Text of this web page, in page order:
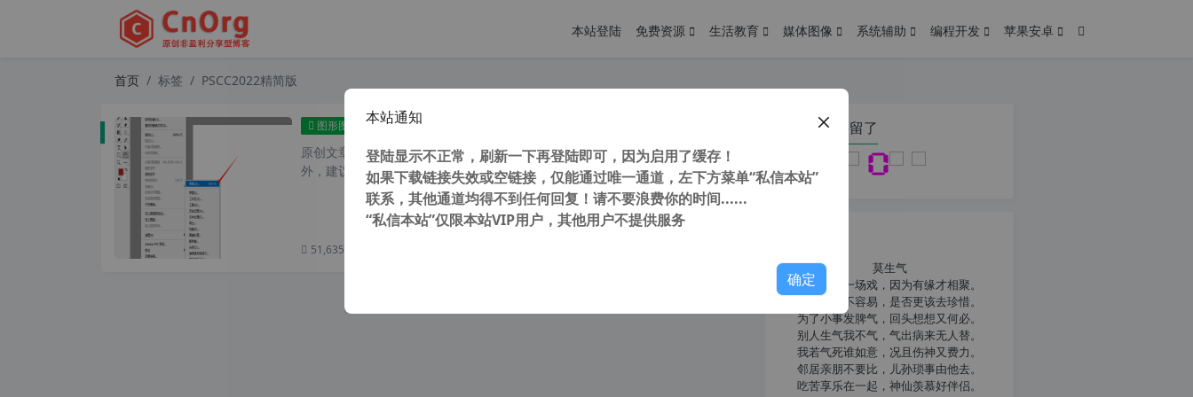
本站登陆 免费资源 生活教育 媒体图像 系统辅助 编程开发 苹果安卓
首页 标签 PSCC2022精简版
图形图像 新安装的PS2024卡到崩溃？几步快速搞定死机卡顿问题，也适用其他2018以上版本
原创文章，转载请注明： 转载自 cnorg.12hp.de 注意： 由于网站空间位于国
外，建议避开晚上的访问高...
51,635 次浏览
您在本页停留了
莫生气
人生就像一场戏，因为有缘才相聚。
相扶到老不容易，是否更该去珍惜。
为了小事发脾气，回头想想又何必。
别人生气我不气，气出病来无人替。
我若气死谁如意，况且伤神又费力。
邻居亲朋不要比，儿孙琐事由他去。
吃苦享乐在一起，神仙羡慕好伴侣。
本站通知
登陆显示不正常，刷新一下再登陆即可，因为启用了缓存！
如果下载链接失效或空链接，仅能通过唯一通道，左下方菜单“私信本站”
联系，其他通道均得不到任何回复！请不要浪费你的时间......
“私信本站”仅限本站VIP用户，其他用户不提供服务
确定